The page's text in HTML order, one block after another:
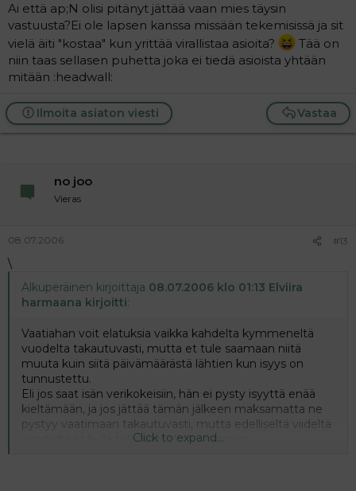
Ai että ap;N olisi pitänyt jättää vaan mies täysin
vastuusta?Ei ole lapsen kanssa missään tekemisissä ja sit
vielä äiti "kostaa" kun yrittää virallistaa asioita?
Tää on
niin taas sellasen puhetta joka ei tiedä asioista yhtään
mitään :headwall:
Vastaa
Ilmoita asiaton viesti
no joo
Vieras
08.07.2006 #13
\
Alkuperäinen kirjoittaja 08.07.2006 klo 01:13 Elviira
harmaana kirjoitti:
Vaatiahan voit elatuksia vaikka kahdelta kymmeneltä
vuodelta takautuvasti, mutta et tule saamaan niitä
muuta kuin siitä päivämäärästä lähtien kun isyys on
tunnustettu.
Eli jos saat isän verikokeisiin, hän ei pysty isyyttä enää
kieltämään, ja jos jättää tämän jälkeen maksamatta ne
pystyy vaatimaan takautuvasti, mutta edelliseltä viideltä
vuodelta et kyllä tule lanttiakaan samaan.
Click to expand...